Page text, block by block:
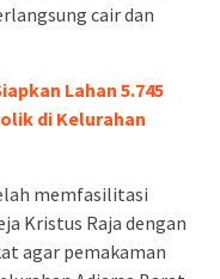
cair dan
Lahan 5.745
di Kelurahan
memfasilitasi
Kristus Raja dengan
agar pemakaman